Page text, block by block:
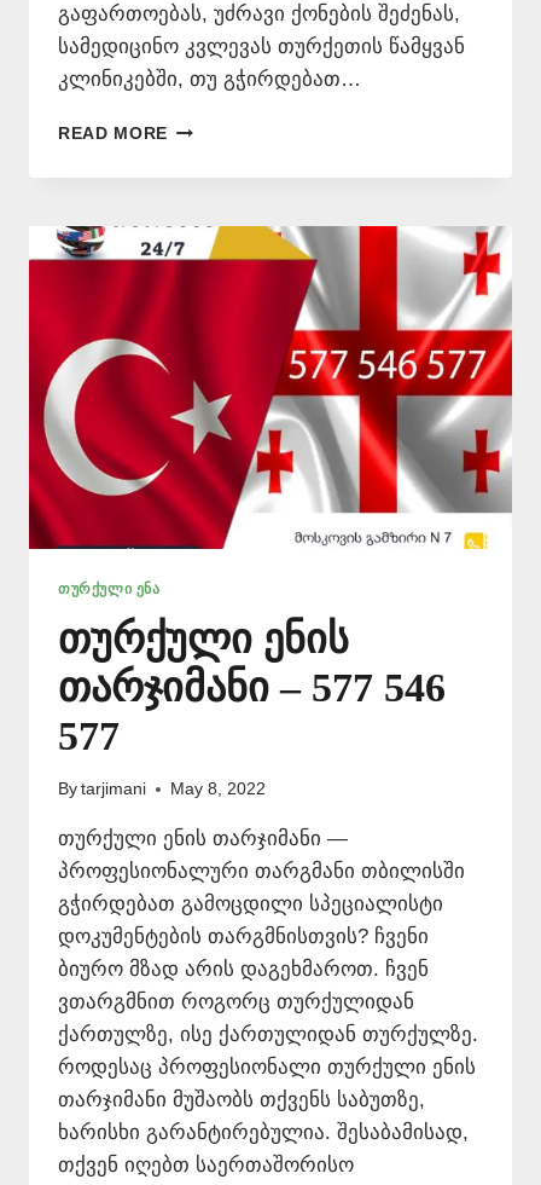
გაფართოებას, უძრავი ქონების შეძენას,
სამედიცინო კვლევას თურქეთის წამყვან
კლინიკებში, თუ გჭირდებათ…
READ MORE ᲗᲣᲠᲥᲣᲚᲘ
ᲗᲐᲠᲒᲛᲜᲐ
577
546
ᲗᲣᲠᲥᲣᲚᲘ ᲔᲜᲐ
თურქული ენის
თარჯიმანი – 577 546
577
By tarjimani May 8, 2022
თურქული ენის თარჯიმანი —
პროფესიონალური თარგმანი თბილისში
გჭირდებათ გამოცდილი სპეციალისტი
დოკუმენტების თარგმნისთვის? ჩვენი
ბიურო მზად არის დაგეხმაროთ. ჩვენ
ვთარგმნით როგორც თურქულიდან
ქართულზე, ისე ქართულიდან თურქულზე.
როდესაც პროფესიონალი თურქული ენის
თარჯიმანი მუშაობს თქვენს საბუთზე,
ხარისხი გარანტირებულია. შესაბამისად,
თქვენ იღებთ საერთაშორისო